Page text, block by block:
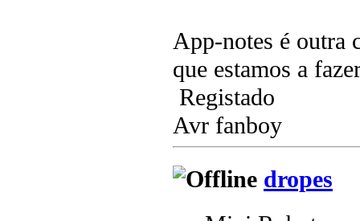
App-notes é outra
que estamos a
Registado
Avr fanboy
dropes